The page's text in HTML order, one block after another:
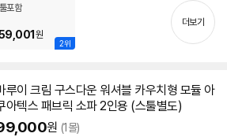
치
기
2위
포함
원
더보기
루이 크림 구스다운 워셔블 카우치형 모듈 아
아텍스 패브릭 소파2인용 (스툴별도)
원 (1몰)